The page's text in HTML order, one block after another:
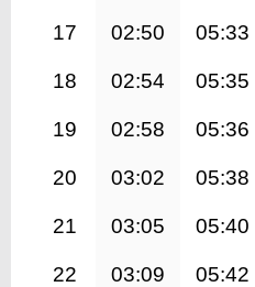
17 02:50 05:33
18 02:54 05:35
19 02:58 05:36
20 03:02 05:38
21 03:05 05:40
22 03:09 05:42